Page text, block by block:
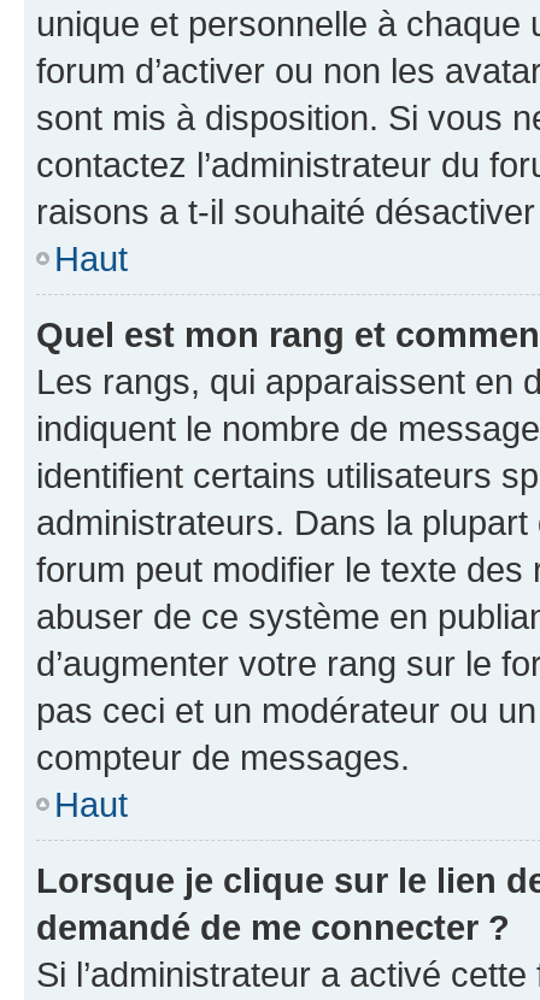
unique et personnelle à chaque
forum d’activer ou non les
sont mis à disposition. Si vous
contactez l’administrateur du
raisons a t-il souhaité
Haut
Quel est mon rang et
Les rangs, qui apparaissent en
indiquent le nombre de
identifient certains utilisateurs
administrateurs. Dans la
forum peut modifier le texte
abuser de ce système en
d’augmenter votre rang sur le
pas ceci et un modérateur ou
compteur de messages.
Haut
Lorsque je clique sur le lien
demandé de me connecter ?
Si l’administrateur a activé